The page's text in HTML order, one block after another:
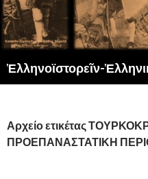
Ἑλληνοϊστορεῖν-
Αρχείο ετικέτας
ΠΡΟΕΠΑΝΑΣΤΑΤΙΚΗ